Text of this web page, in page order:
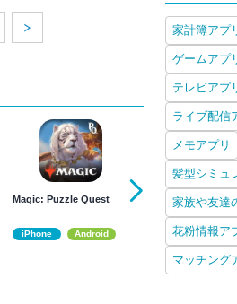
Magic: Puzzle Quest
iPhone Android
乙女チックパズル ピ
iPhone
家計簿アプ
ゲームアプ
テレビアプ
ライブ配信
メモアプリ
髪型シミュ
家族や友達
花粉情報ア
マッチング